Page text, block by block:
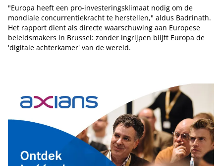
"Europa heeft een pro-investeringsklimaat nodig om de
mondiale concurrentiekracht te herstellen," aldus Badrinath.
Het rapport dient als directe waarschuwing aan Europese
beleidsmakers in Brussel: zonder ingrijpen blijft Europa de
'digitale achterkamer' van de wereld.